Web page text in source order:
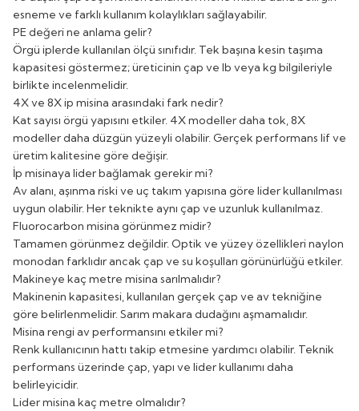
esneme ve farklı kullanım kolaylıkları sağlayabilir.
PE değeri ne anlama gelir?
Örgü iplerde kullanılan ölçü sınıfıdır. Tek başına kesin taşıma
kapasitesi göstermez; üreticinin çap ve lb veya kg bilgileriyle
birlikte incelenmelidir.
4X ve 8X ip misina arasındaki fark nedir?
Kat sayısı örgü yapısını etkiler. 4X modeller daha tok, 8X
modeller daha düzgün yüzeyli olabilir. Gerçek performans lif ve
üretim kalitesine göre değişir.
İp misinaya lider bağlamak gerekir mi?
Av alanı, aşınma riski ve uç takım yapısına göre lider kullanılması
uygun olabilir. Her teknikte aynı çap ve uzunluk kullanılmaz.
Fluorocarbon misina görünmez midir?
Tamamen görünmez değildir. Optik ve yüzey özellikleri naylon
monodan farklıdır ancak çap ve su koşulları görünürlüğü etkiler.
Makineye kaç metre misina sarılmalıdır?
Makinenin kapasitesi, kullanılan gerçek çap ve av tekniğine
göre belirlenmelidir. Sarım makara dudağını aşmamalıdır.
Misina rengi av performansını etkiler mi?
Renk kullanıcının hattı takip etmesine yardımcı olabilir. Teknik
performans üzerinde çap, yapı ve lider kullanımı daha
belirleyicidir.
Lider misina kaç metre olmalıdır?